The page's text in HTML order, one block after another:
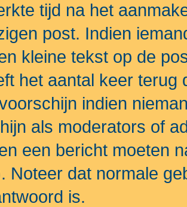
tijd na het
post. Indien
kleine tekst op de
het aantal keer terug
indien
als moderators of
een bericht moeten
Noteer dat normale
is.